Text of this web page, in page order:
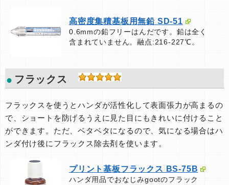
高密度集積基板用無鉛 SD-51
0.6mmの鉛フリーはんだです。鉛は全く
含まれていません。融点:216-227℃。
フラックス
フラックスを使うとハンダが活性化して表面張力が高まるの
で、ショートを防げるうえに見た目にもきれいに付けること
ができます。ただ、ベタベタになるので、気になる場合はハ
ンダ付け後にフラックス除去剤を使います。
プリント基板フラックス BS-75B
ハンダ用品でおなじみgootのフラック